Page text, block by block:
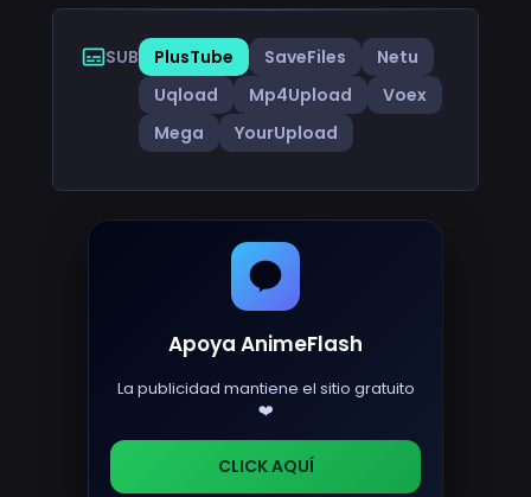
SUB PlusTube SaveFiles
Netu
Uqload
Mp4Upload
Voex
Mega
YourUpload
Apoya AnimeFlash
La publicidad mantiene el sitio gratuito
❤️
CLICK AQUÍ